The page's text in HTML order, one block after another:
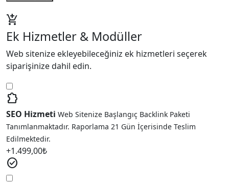
add_shopping_cart
Ek Hizmetler & Modüller
Web sitenize ekleyebileceğiniz ek hizmetleri seçerek
siparişinize dahil edin.
extension
SEO Hizmeti Web Sitenize Başlangıç Backlink Paketi
Tanımlanmaktadır. Raporlama 21 Gün İçerisinde Teslim
Edilmektedir.
+1.499,00₺
check_circle